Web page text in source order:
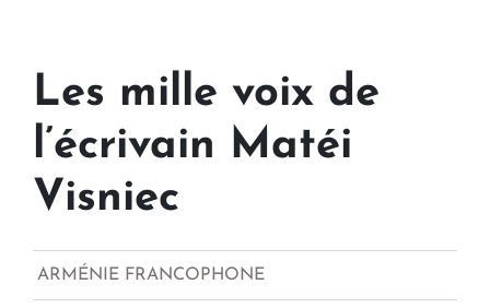
Les mille voix de
l’écrivain Matéi
Visniec
ARMÉNIE FRANCOPHONE